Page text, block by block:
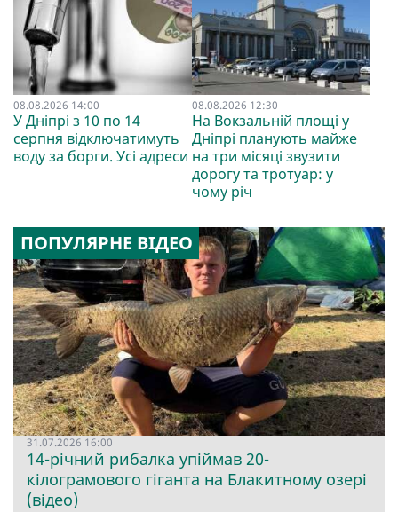
08.08.2026 14:00
У Дніпрі з 10 по 14
серпня відключатимуть
воду за борги. Усі адреси
08.08.2026 12:30
На Вокзальній площі у
Дніпрі планують майже
на три місяці звузити
дорогу та тротуар: у
чому річ
ПОПУЛЯРНЕ ВІДЕО
31.07.2026 16:00
14-річний рибалка упіймав 20-
кілограмового гіганта на Блакитному озері
(відео)